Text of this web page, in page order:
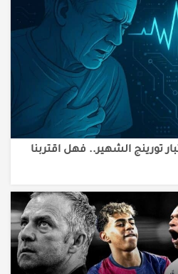
تورينج الشهير.. فهل اقتربنا